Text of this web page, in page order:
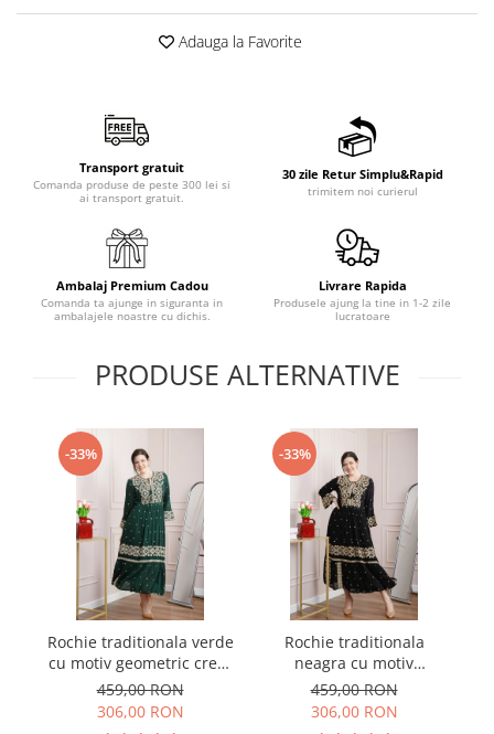
Adauga la Favorite
Transport gratuit
Comanda produse de peste 300 lei si
ai transport gratuit.
30 zile Retur Simplu&Rapid
trimitem noi curierul
Ambalaj Premium Cadou
Comanda ta ajunge in siguranta in
ambalajele noastre cu dichis.
Livrare Rapida
Produsele ajung la tine in 1-2 zile
lucratoare
PRODUSE ALTERNATIVE
-33%
Rochie traditionala verde
cu motiv geometric crem
Virginia 04
459,00 RON
306,00 RON
-33%
Rochie traditionala
neagra cu motiv
geometric crem Virginia
02
459,00 RON
306,00 RON